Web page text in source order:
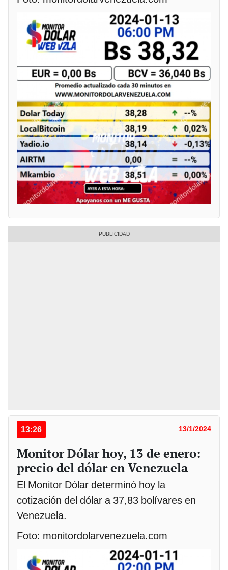
13:26 13/1/2024
Monitor Dólar hoy, 13 de enero:
precio del dólar en Venezuela
El Monitor Dólar determinó hoy la
cotización del dólar a 37,83 bolívares en
Venezuela.
Foto: monitordolarvenezuela.com